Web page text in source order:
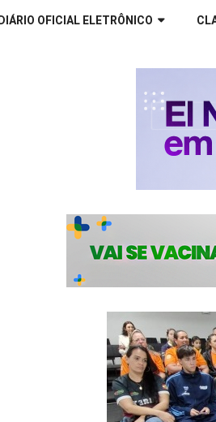
OFICIAL ELETRÔNICO